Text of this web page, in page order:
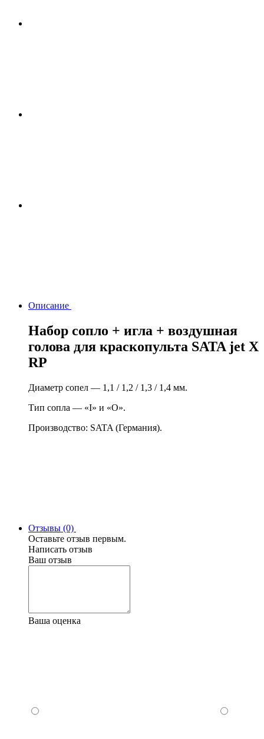
Описание
Набор сопло + игла + воздушная
голова для краскопульта SATA jet X
RP
Диаметр сопел — 1,1 / 1,2 / 1,3 / 1,4 мм.
Тип сопла — «I» и «O».
Производство: SATA (Германия).
Отзывы (0)
Оставьте отзыв первым.
Написать отзыв
Ваш отзыв
Ваша оценка